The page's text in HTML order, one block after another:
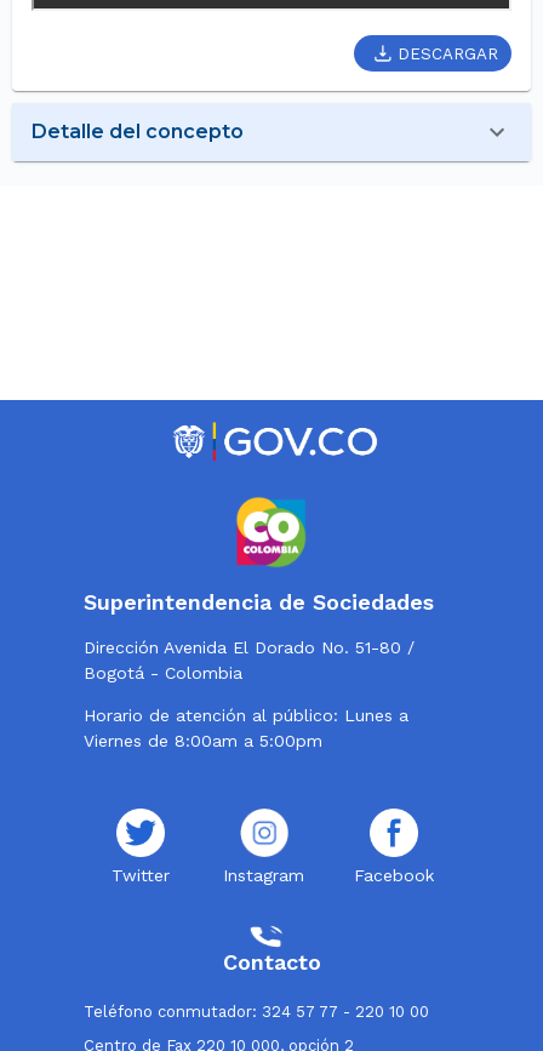
DESCARGAR
Detalle del concepto
Superintendencia de Sociedades
Dirección Avenida El Dorado No. 51-80 /
Bogotá - Colombia
Horario de atención al público: Lunes a
Viernes de 8:00am a 5:00pm
Twitter Instagram Facebook
Contacto
Teléfono conmutador: 324 57 77 - 220 10 00
Centro de Fax 220 10 000, opción 2